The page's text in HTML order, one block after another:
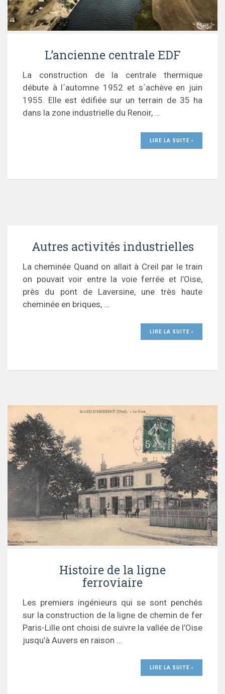
L’ancienne centrale EDF
La construction de la centrale thermique
débute à l´automne 1952 et s´achève en juin
1955. Elle est édifiée sur un terrain de 35 ha
dans la zone industrielle du Renoir, …
LIRE LA SUITE ›
Autres activités industrielles
La cheminée Quand on allait à Creil par le train
on pouvait voir entre la voie ferrée et l’Oise,
près du pont de Laversine, une très haute
cheminée en briques, …
LIRE LA SUITE ›
Histoire de la ligne
ferroviaire
Les premiers ingénieurs qui se sont penchés
sur la construction de la ligne de chemin de fer
Paris-Lille ont choisi de suivre la vallée de l’Oise
jusqu’à Auvers en raison …
LIRE LA SUITE ›